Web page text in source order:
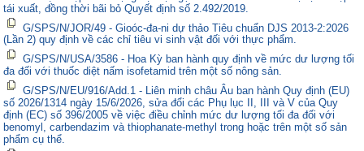
tái xuất, đồng thời bãi bỏ Quyết định số 2.492/2019.
G/SPS/N/JOR/49 - Gioóc-đa-ni dự thảo Tiêu chuẩn DJS 2013-2:2026
(Lần 2) quy định về các chỉ tiêu vi sinh vật đối với thực phẩm.
G/SPS/N/USA/3586 - Hoa Kỳ ban hành quy định về mức dư lượng tối
đa đối với thuốc diệt nấm isofetamid trên một số nông sản.
G/SPS/N/EU/916/Add.1 - Liên minh châu Âu ban hành Quy định (EU)
số 2026/1314 ngày 15/6/2026, sửa đổi các Phụ lục II, III và V của Quy
định (EC) số 396/2005 về việc điều chỉnh mức dư lượng tối đa đối với
benomyl, carbendazim và thiophanate-methyl trong hoặc trên một số sản
phẩm cụ thể.